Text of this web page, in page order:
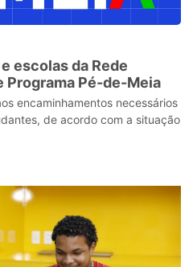
escolas da Rede
Programa Pé-de-Meia
encaminhamentos necessários
de acordo com a situação